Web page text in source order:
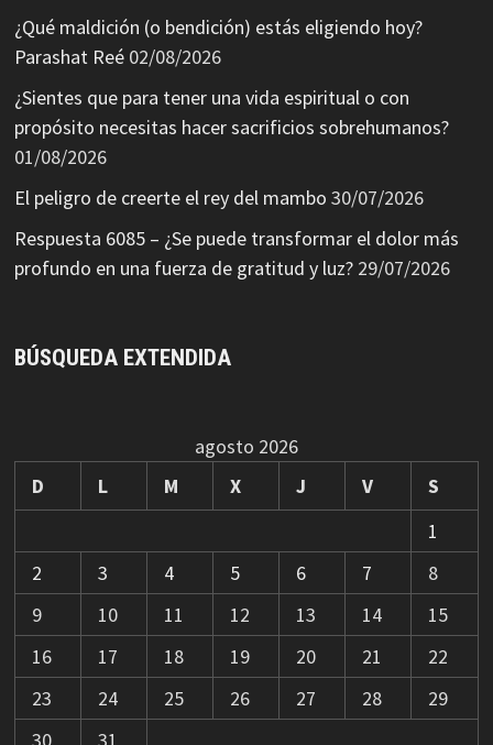
¿Qué maldición (o bendición) estás eligiendo hoy?
Parashat Reé 02/08/2026
¿Sientes que para tener una vida espiritual o con
propósito necesitas hacer sacrificios sobrehumanos?
01/08/2026
El peligro de creerte el rey del mambo 30/07/2026
Respuesta 6085 – ¿Se puede transformar el dolor más
profundo en una fuerza de gratitud y luz? 29/07/2026
BÚSQUEDA EXTENDIDA
agosto 2026
D
L M X J V
S
1
2
3 4 5 6 7
8
9
10 11 12 13 14
15
16
17 18 19 20 21
22
23
24 25 26 27 28
29
30
31